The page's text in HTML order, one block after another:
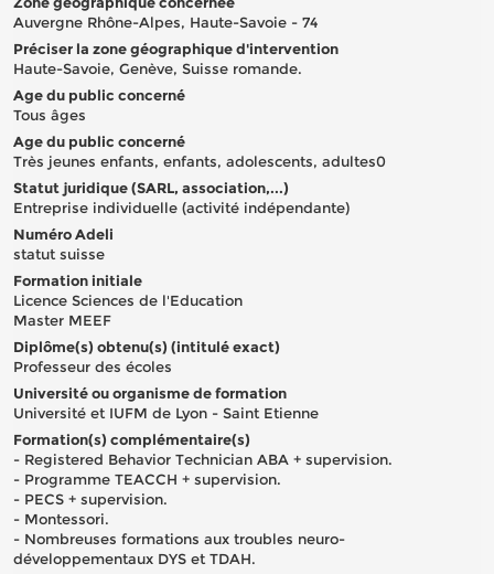
Auvergne Rhône-Alpes, Haute-Savoie - 74
Préciser la zone géographique d'intervention
Haute-Savoie, Genève, Suisse romande.
Age du public concerné
Tous âges
Age du public concerné
Très jeunes enfants, enfants, adolescents, adultes0
Statut juridique (SARL, association,...)
Entreprise individuelle (activité indépendante)
Numéro Adeli
statut suisse
Formation initiale
Licence Sciences de l'Education
Master MEEF
Diplôme(s) obtenu(s) (intitulé exact)
Professeur des écoles
Université ou organisme de formation
Université et IUFM de Lyon - Saint Etienne
Formation(s) complémentaire(s)
- Registered Behavior Technician ABA + supervision.
- Programme TEACCH + supervision.
- PECS + supervision.
- Montessori.
- Nombreuses formations aux troubles neuro-
développementaux DYS et TDAH.